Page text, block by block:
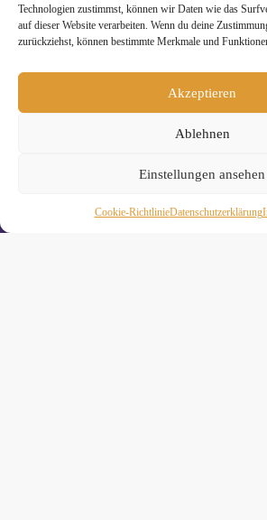
Technologien zustimmst, können wir Daten wie das
auf dieser Website verarbeiten. Wenn du deine
zurückziehst, können bestimmte Merkmale und
Akzeptieren
Ablehnen
Einstellungen ansehen
Cookie-RichtlinieDaten­schutz­erklä­rung
Melde Dich hier zum Yogimotion
Wenn Du magst, schicke ich Dir ungefähr
Dich natürlich jederzeit wieder abmelden.
Nutzung Deiner Daten findest Du in
Datenschutzerklärung.